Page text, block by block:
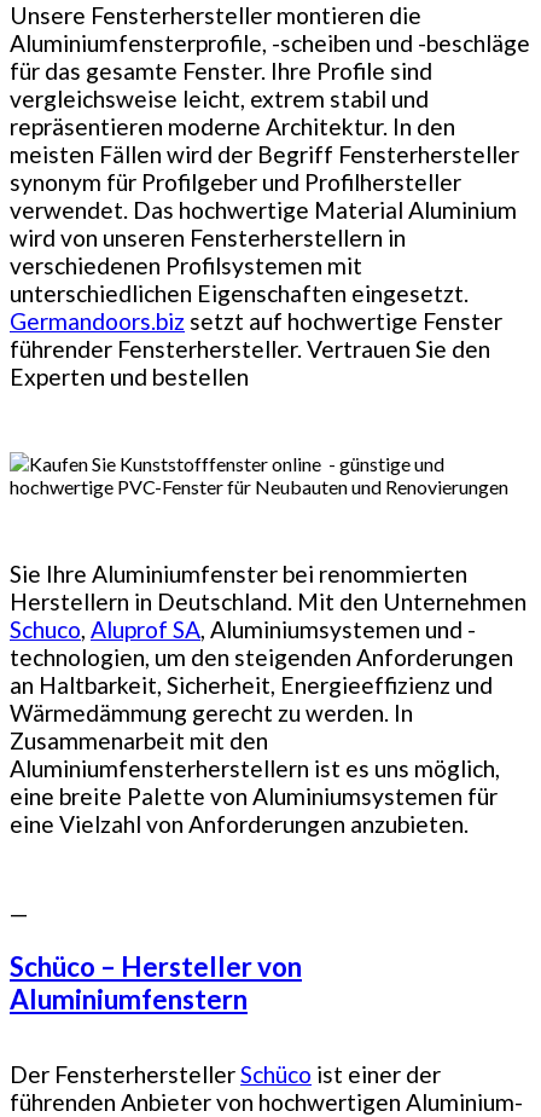
Unsere Fensterhersteller montieren die
Aluminiumfensterprofile, -scheiben und -beschläge
für das gesamte Fenster. Ihre Profile sind
vergleichsweise leicht, extrem stabil und
repräsentieren moderne Architektur. In den
meisten Fällen wird der Begriff Fensterhersteller
synonym für Profilgeber und Profilhersteller
verwendet. Das hochwertige Material Aluminium
wird von unseren Fensterherstellern in
verschiedenen Profilsystemen mit
unterschiedlichen Eigenschaften eingesetzt.
Germandoors.biz setzt auf hochwertige Fenster
führender Fensterhersteller. Vertrauen Sie den
Experten und bestellen
Sie Ihre Aluminiumfenster bei renommierten
Herstellern in Deutschland. Mit den Unternehmen
Schuco, Aluprof SA, Aluminiumsystemen und -
technologien, um den steigenden Anforderungen
an Haltbarkeit, Sicherheit, Energieeffizienz und
Wärmedämmung gerecht zu werden. In
Zusammenarbeit mit den
Aluminiumfensterherstellern ist es uns möglich,
eine breite Palette von Aluminiumsystemen für
eine Vielzahl von Anforderungen anzubieten.
—
Schüco – Hersteller von
Aluminiumfenstern
Der FensterherstellerSchüco ist einer der
führenden Anbieter von hochwertigen Aluminium-